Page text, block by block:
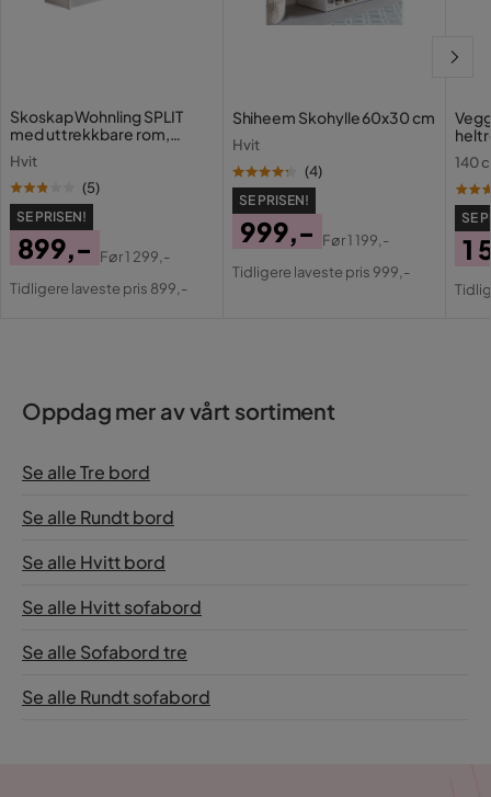
Skoskap Wohnling SPLIT
med uttrekkbare rom,
foliert sponplate Hvit
Hvit
(5)
SE PRISEN!
Pris
899,-
Original
Før1 299,-
Tidligere laveste pris 899,-
Shiheem Skohylle 60x30 cm
Hvit
(4)
SE PRISEN!
Pris
999,-
Original
Før1 199,-
Tidligere laveste pris 999,-
stil
140
SE
1
Oppdag mer av vårt sortiment
Se alle Tre bord
Se alle Rundt bord
Se alle Hvitt bord
Se alle Hvitt sofabord
Se alle Sofabord tre
Se alle Rundt sofabord